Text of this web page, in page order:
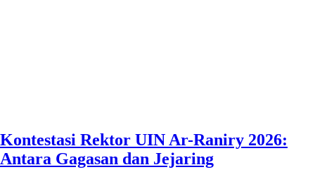
Kontestasi Rektor UIN Ar-Raniry 2026:
Antara Gagasan dan Jejaring